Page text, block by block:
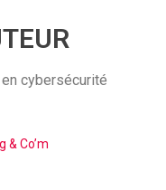
cybersécurité
& Co’m